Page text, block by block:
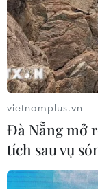
vietnamplus.vn
Đà Nẵng mở
tích sau vụ